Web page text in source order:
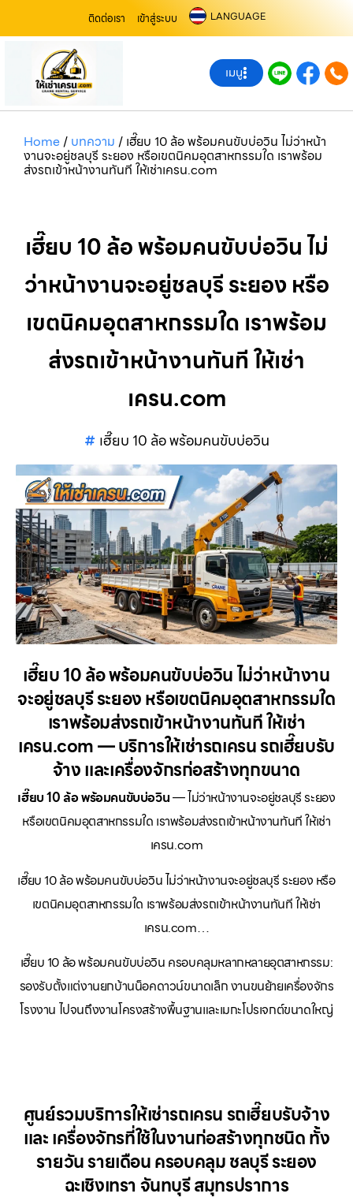
ติดต่อเรา เข้าสู่ระบบ LANGUAGE
เมนู
Home/ บทความ / เฮี๊ยบ 10 ล้อ พร้อมคนขับบ่อวิน ไม่ว่าหน้า
งานจะอยู่ชลบุรี ระยอง หรือเขตนิคมอุตสาหกรรมใด เราพร้อม
ส่งรถเข้าหน้างานทันที ให้เช่าเครน.com
เฮี๊ยบ 10 ล้อ พร้อมคนขับบ่อวิน ไม่
ว่าหน้างานจะอยู่ชลบุรี ระยอง หรือ
เขตนิคมอุตสาหกรรมใด เราพร้อม
ส่งรถเข้าหน้างานทันที ให้เช่า
เครน.com
เฮี๊ยบ 10 ล้อ พร้อมคนขับบ่อวิน
เฮี๊ยบ 10 ล้อ พร้อมคนขับบ่อวิน ไม่ว่าหน้างาน
จะอยู่ชลบุรี ระยอง หรือเขตนิคมอุตสาหกรรมใด
เราพร้อมส่งรถเข้าหน้างานทันที ให้เช่า
เครน.com — บริการให้เช่ารถเครน รถเฮี๊ยบรับ
จ้าง และเครื่องจักรก่อสร้างทุกขนาด
เฮี๊ยบ 10 ล้อ พร้อมคนขับบ่อวิน— ไม่ว่าหน้างานจะอยู่ชลบุรี ระยอง
หรือเขตนิคมอุตสาหกรรมใด เราพร้อมส่งรถเข้าหน้างานทันที ให้เช่า
เครน.com
เฮี๊ยบ 10 ล้อ พร้อมคนขับบ่อวิน ไม่ว่าหน้างานจะอยู่ชลบุรี ระยอง หรือ
เขตนิคมอุตสาหกรรมใด เราพร้อมส่งรถเข้าหน้างานทันที ให้เช่า
เครน.com…
เฮี๊ยบ 10 ล้อ พร้อมคนขับบ่อวิน ครอบคลุมหลากหลายอุตสาหกรรม:
รองรับตั้งแต่งานยกบ้านน็อคดาวน์ขนาดเล็ก งานขนย้ายเครื่องจักร
โรงงาน ไปจนถึงงานโครงสร้างพื้นฐานและเมกะโปรเจกต์ขนาดใหญ่
ศูนย์รวมบริการให้เช่ารถเครน รถเฮี๊ยบรับจ้าง
และ เครื่องจักรที่ใช้ในงานก่อสร้างทุกชนิด ทั้ง
รายวัน รายเดือน ครอบคลุม ชลบุรี ระยอง
ฉะเชิงเทรา จันทบุรี สมุทรปราการ